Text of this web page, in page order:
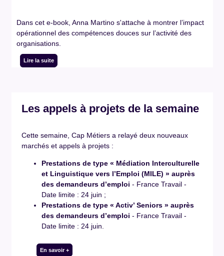
Dans cet e-book, Anna Martino s'attache à montrer l’impact
opérationnel des compétences douces sur l’activité des
organisations.
Lire la suite
Les appels à projets de la semaine
Cette semaine, Cap Métiers a relayé deux nouveaux
marchés et appels à projets :
Prestations de type « Médiation Interculturelle
et Linguistique vers l’Emploi (MILE) » auprès
des demandeurs d’emploi - France Travail -
Date limite : 24 juin ;
Prestations de type « Activ’ Seniors » auprès
des demandeurs d’emploi - France Travail -
Date limite : 24 juin.
En savoir +